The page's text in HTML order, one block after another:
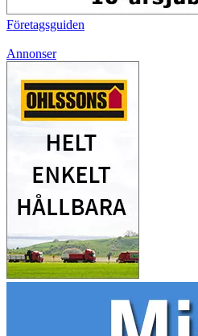
Företagsguiden
Annonser